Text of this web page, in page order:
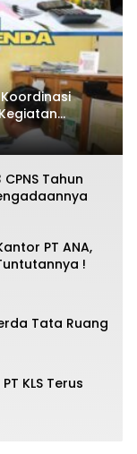
Ekonomi
Tahun
PT ANA,
!
Tata Ruang
KLS Terus